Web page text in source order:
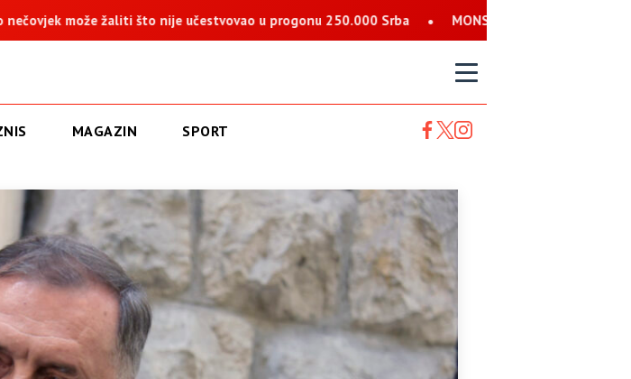
što nije učestvovao u progonu 250.000 Srba MONSTRUOZNE PRIJETNJE SRBIMA: Nalog
MAGAZIN SPORT